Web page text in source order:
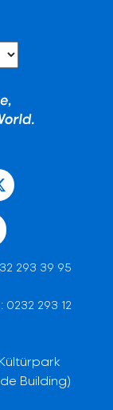
293 39 95
0232 293 12
Building)